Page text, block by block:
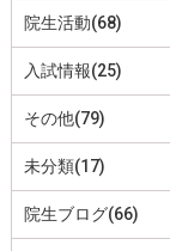
院生活動(68)
入試情報(25)
その他(79)
未分類(17)
院生ブログ(66)